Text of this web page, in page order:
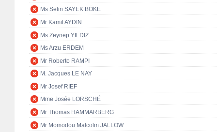
Ms Selin SAYEK BÖKE
Mr Kamil AYDIN
Ms Zeynep YILDIZ
Ms Arzu ERDEM
Mr Roberto RAMPI
M. Jacques LE NAY
Mr Josef RIEF
Mme Josée LORSCHÉ
Mr Thomas HAMMARBERG
Mr Momodou Malcolm JALLOW